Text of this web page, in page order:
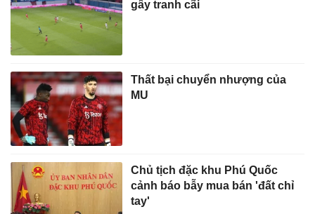
gây tranh cãi
Thất bại chuyển nhượng của
MU
Chủ tịch đặc khu Phú Quốc
cảnh báo bẫy mua bán 'đất chỉ
tay'